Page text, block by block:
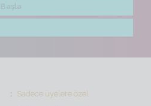
Sadece üyelere özel